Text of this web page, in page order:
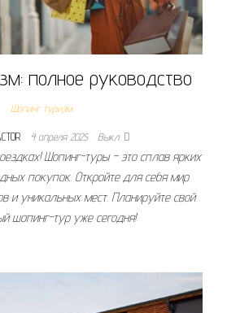
полное руководство
Шопинг туризм
4 апреля 2025 Выкл.
Шопинг-туры – это сплав ярких
покупок. Откройте для себя мир
и уникальных мест. Планируйте свой
шопинг-тур уже сегодня!